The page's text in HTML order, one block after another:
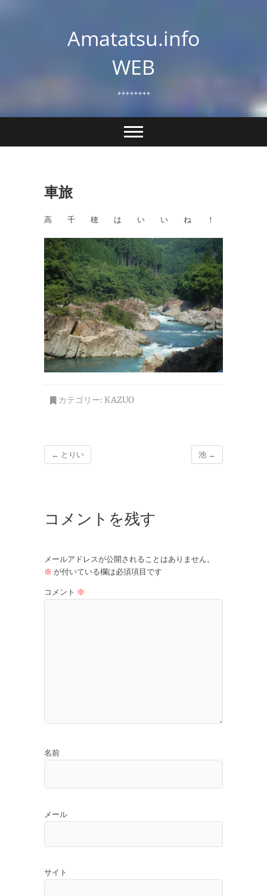
Amatatsu.info
WEB
++++++++
車旅
高 千 穂 は い い ね ！
カテゴリー: KAZUO
← とりい 池 →
コメントを残す
メールアドレスが公開されることはありません。
※ が付いている欄は必須項目です
コメント ※
名前
メール
サイト